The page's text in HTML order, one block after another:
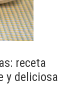
receta
y deliciosa